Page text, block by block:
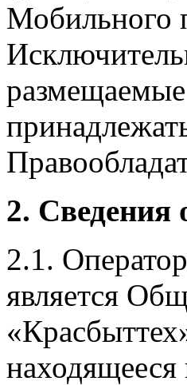
Мобильного
2. Сведения
2.1.
является